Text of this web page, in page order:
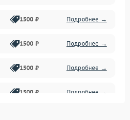
зарядкой и аккумулятором
корпусом и другие
1500 ₽ Подробнее →
1500 ₽ Подробнее →
1500 ₽ Подробнее →
1500 ₽ Подробнее →